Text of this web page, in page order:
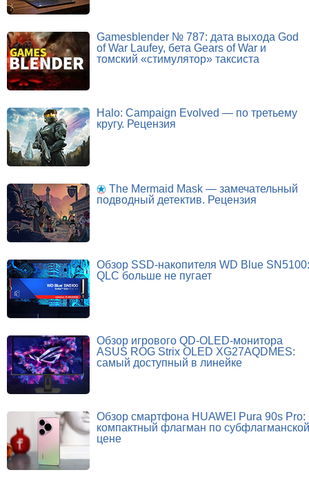
Gamesblender № 787: дата выхода God
of War Laufey, бета Gears of War и
томский «стимулятор» таксиста
Halo: Campaign Evolved — по третьему
кругу. Рецензия
The Mermaid Mask — замечательный
подводный детектив. Рецензия
Обзор SSD-накопителя WD Blue SN5100:
QLC больше не пугает
Обзор игрового QD-OLED-монитора
ASUS ROG Strix OLED XG27AQDMES:
самый доступный в линейке
Обзор смартфона HUAWEI Pura 90s Pro:
компактный флагман по субфлагманской
цене